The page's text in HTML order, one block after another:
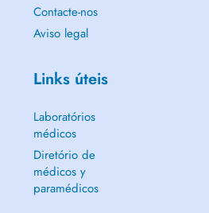
Contacte-nos
Aviso legal
Links úteis
Laboratórios
médicos
Diretório de
médicos y
paramédicos